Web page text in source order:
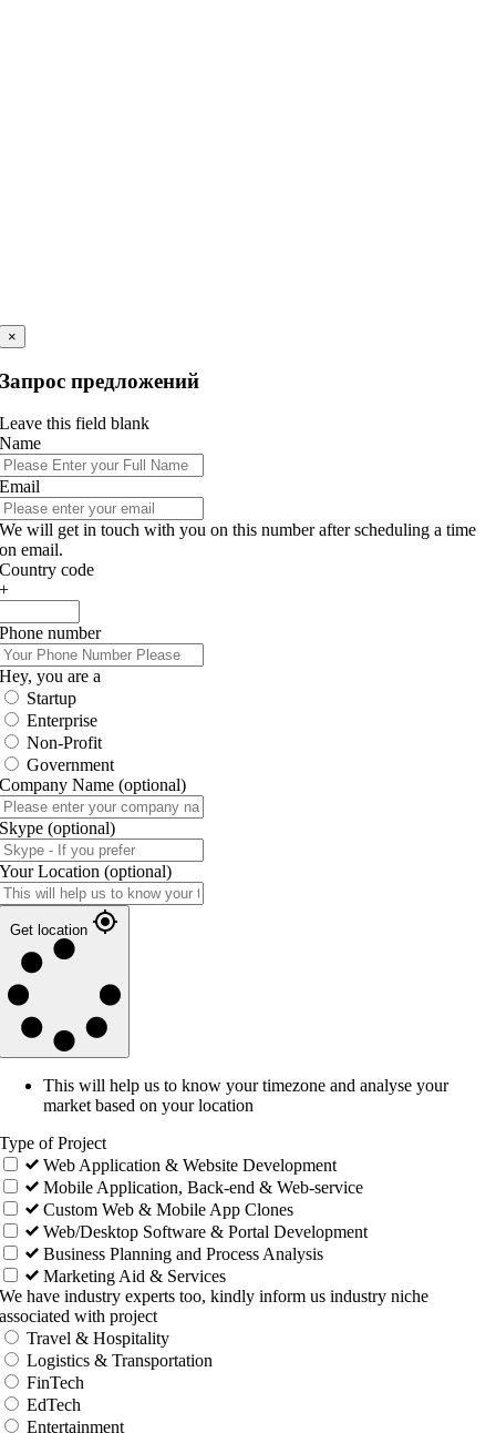
×
Запрос предложений
Leave this field blank
Name
Email
We will get in touch with you on this number after scheduling a time
on email.
Country code
+
Phone number
Hey, you are a
Startup
Enterprise
Non-Profit
Government
Company Name (optional)
Skype (optional)
Your Location (optional)
Get location
This will help us to know your timezone and analyse your
market based on your location
Type of Project
Web Application & Website Development
Mobile Application, Back-end & Web-service
Custom Web & Mobile App Clones
Web/Desktop Software & Portal Development
Business Planning and Process Analysis
Marketing Aid & Services
We have industry experts too, kindly inform us industry niche
associated with project
Travel & Hospitality
Logistics & Transportation
FinTech
EdTech
Entertainment